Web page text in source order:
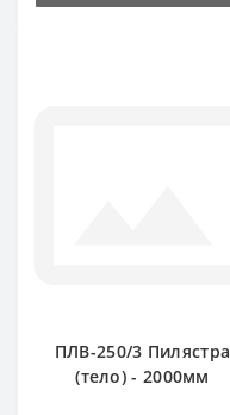
ПЛВ-250/3 Пилястра
(тело) - 2000мм